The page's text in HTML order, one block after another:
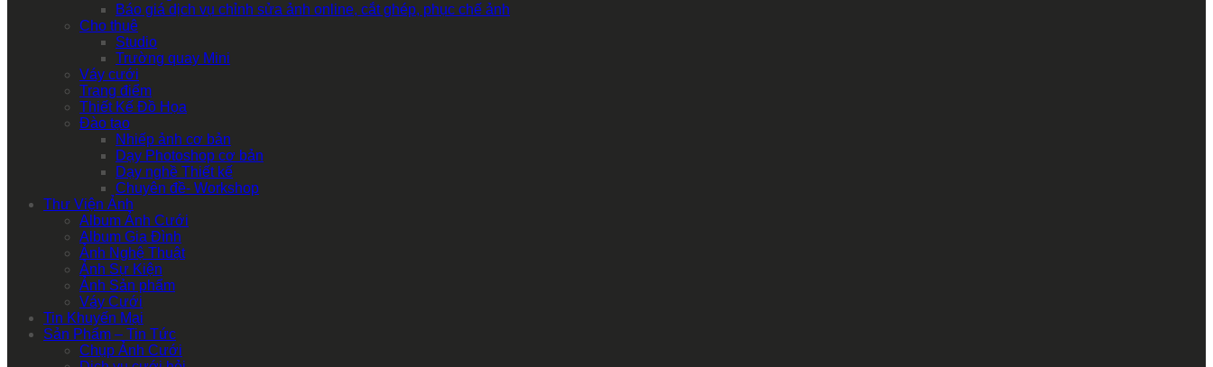
Báo giá dịch vụ chỉnh sửa ảnh online, cắt ghép, phục chế ảnh
Cho thuê
Studio
Trường quay Mini
Váy cưới
Trang điểm
Thiết Kế Đồ Họa
Đào tạo
Nhiếp ảnh cơ bản
Dạy Photoshop cơ bản
Dạy nghề Thiết kế
Chuyên đề- Workshop
Thư Viện Ảnh
Album Ảnh Cưới
Album Gia Đình
Ảnh Nghệ Thuật
Ảnh Sự Kiện
Ảnh Sản phẩm
Váy Cưới
Tin Khuyến Mại
Sản Phẩm – Tin Tức
Chụp Ảnh Cưới